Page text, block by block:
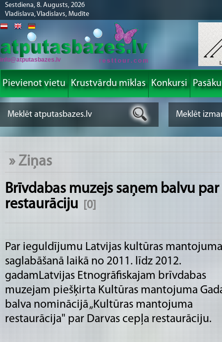
Sestdiena, 8. Augusts, 2026
Vladislava, Vladislavs, Mudīte
info@atputasbazes.lv
Pievienot vietu Krustvārdu mīklas Konkursi
» Ziņas
Brīvdabas muzejs saņem balvu
restaurāciju
[0]
Par ieguldījumu Latvijas kultūras mantojuma
saglabāšanā laikā no 2011. līdz 2012.
gadamLatvijas Etnogrāfiskajam brīvdabas
muzejam piešķirta Kultūras mantojuma
balva nominācijā „Kultūras mantojuma
restaurācija" par Darvas cepļa restaurāciju.